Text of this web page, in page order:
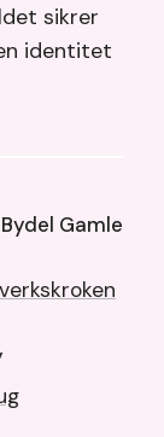
sikrer
identitet
Gamle